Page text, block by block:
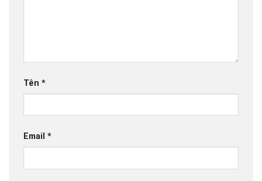
Tên *
Email *